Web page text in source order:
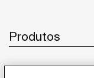
Produtos